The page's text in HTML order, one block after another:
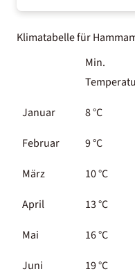
Klimatabelle für
Min.
Januar 8 °C
Februar
9 °C
März
10 °C
April
13 °C
Mai
16 °C
Juni
19 °C